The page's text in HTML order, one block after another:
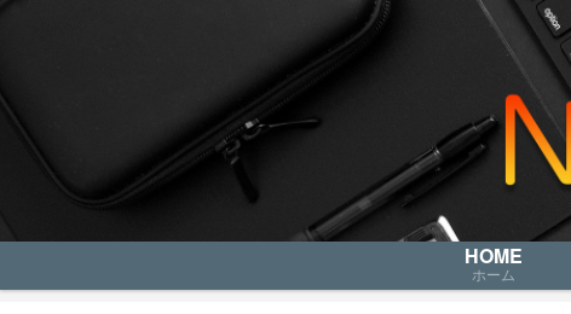
HOME
ホーム